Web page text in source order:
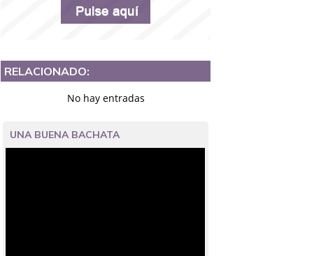
RELACIONADO:
No hay entradas
UNA BUENA BACHATA